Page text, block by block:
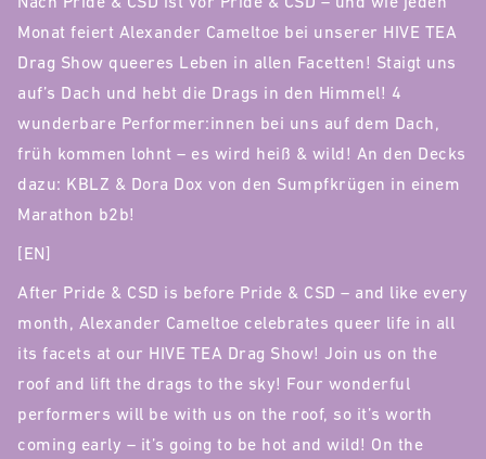
Monat feiert Alexander Cameltoe bei unserer HIVE TEA
Drag Show queeres Leben in allen Facetten! Staigt uns
auf’s Dach und hebt die Drags in den Himmel! 4
wunderbare Performer:innen bei uns auf dem Dach,
früh kommen lohnt – es wird heiß & wild! An den Decks
dazu: KBLZ & Dora Dox von den Sumpfkrügen in einem
Marathon b2b!
[EN]
After Pride & CSD is before Pride & CSD – and like every
month, Alexander Cameltoe celebrates queer life in all
its facets at our HIVE TEA Drag Show! Join us on the
roof and lift the drags to the sky! Four wonderful
performers will be with us on the roof, so it’s worth
coming early – it’s going to be hot and wild! On the